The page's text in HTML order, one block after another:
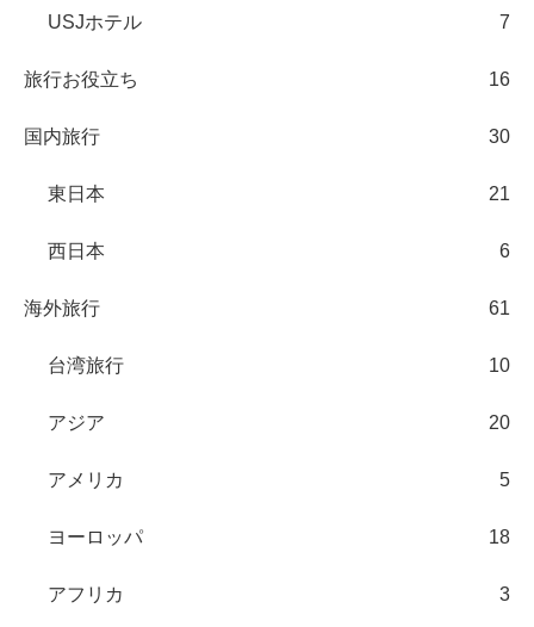
USJホテル 7
旅行お役立ち 16
国内旅行 30
東日本 21
西日本 6
海外旅行 61
台湾旅行 10
アジア 20
アメリカ 5
ヨーロッパ 18
アフリカ 3